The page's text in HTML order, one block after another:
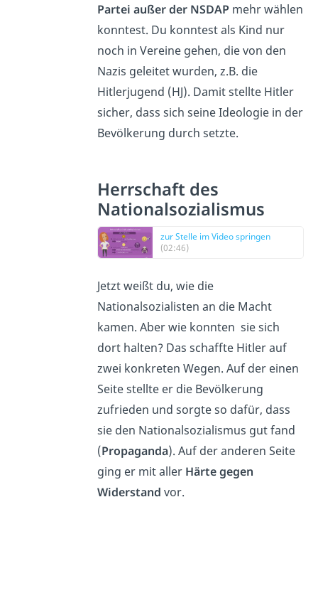
Partei außer der NSDAP mehr wählen
konntest. Du konntest als Kind nur
noch in Vereine gehen, die von den
Nazis geleitet wurden, z.B. die
Hitlerjugend (HJ). Damit stellte Hitler
sicher, dass sich seine Ideologie in der
Bevölkerung durch setzte.
Herrschaft des
Nationalsozialismus
zur Stelle im Video springen
(02:46)
Jetzt weißt du, wie die
Nationalsozialisten an die Macht
kamen. Aber wie konnten sie sich
dort halten? Das schaffte Hitler auf
zwei konkreten Wegen. Auf der einen
Seite stellte er die Bevölkerung
zufrieden und sorgte so dafür, dass
sie den Nationalsozialismus gut fand
(Propaganda). Auf der anderen Seite
ging er mit aller Härte gegen
Widerstand vor.